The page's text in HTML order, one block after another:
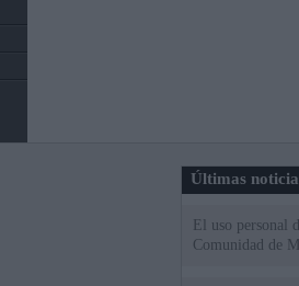
Últimas
El uso personal
Comunidad de